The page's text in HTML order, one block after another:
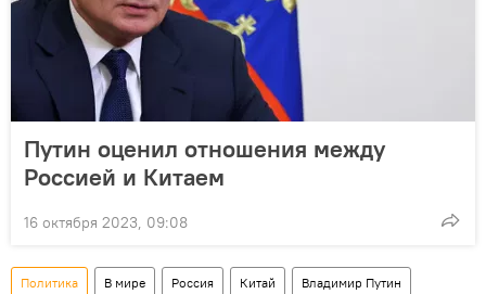
Путин оценил отношения между
Россией и Китаем
16 октября 2023, 09:08
Политика В мире Россия Китай Владимир Путин